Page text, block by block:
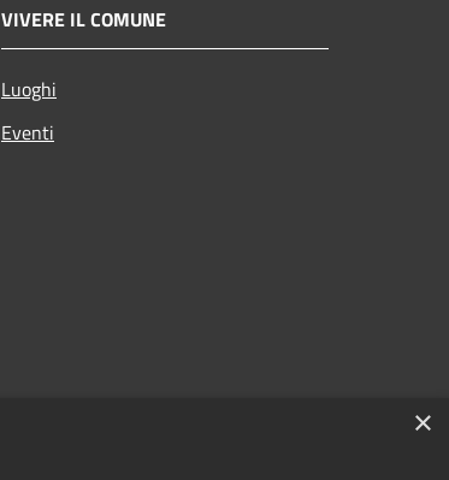
VIVERE IL COMUNE
Luoghi
Eventi
×